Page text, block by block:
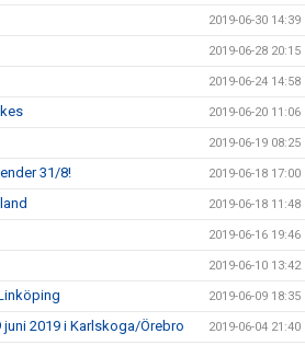
2019-06-30 14:39
2019-06-28 20:15
2019-06-24 14:58
2019-06-20 11:06
2019-06-19 08:25
31/8! 2019-06-18 17:00
2019-06-18 11:48
2019-06-16 19:46
2019-06-10 13:42
2019-06-09 18:35
2019 i Karlskoga/Örebro 2019-06-04 21:40